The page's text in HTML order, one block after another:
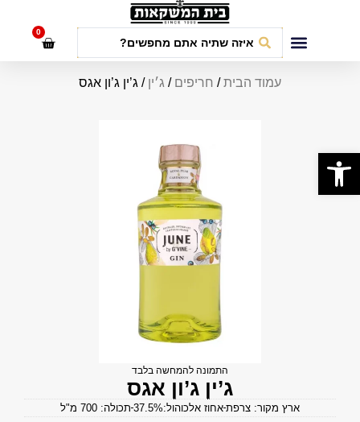
0
עמוד הבית/ חריפים / ג׳ין / ג’ין ג’ון אגס
התמונה להמחשה בלבד
ג’ין ג’ון אגס
ארץ מקור: צרפת אחוז אלכוהול:37.5% תכולה: 700 מ"ל
פתח סרגל נגישות